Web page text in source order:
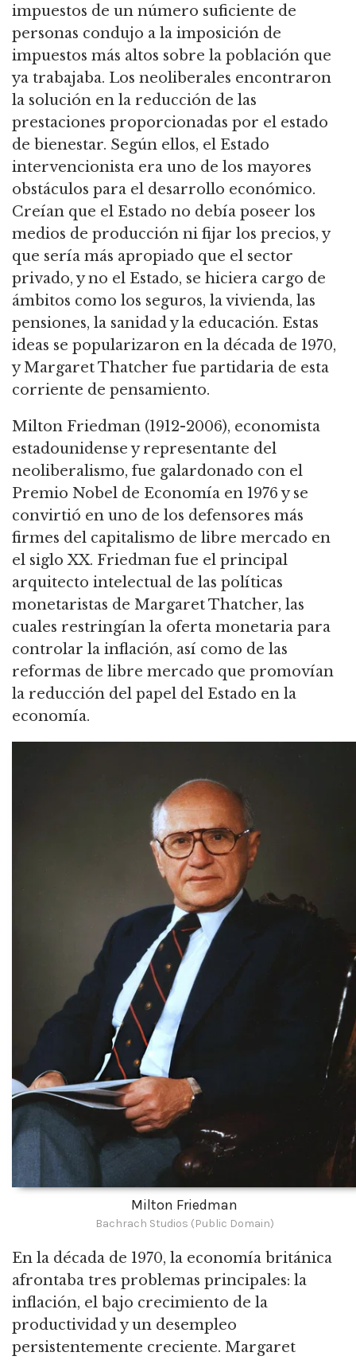
impuestos de un número suficiente de
personas condujo a la imposición de
impuestos más altos sobre la población que
ya trabajaba. Los neoliberales encontraron
la solución en la reducción de las
prestaciones proporcionadas por el estado
de bienestar. Según ellos, el Estado
intervencionista era uno de los mayores
obstáculos para el desarrollo económico.
Creían que el Estado no debía poseer los
medios de producción ni fijar los precios, y
que sería más apropiado que el sector
privado, y no el Estado, se hiciera cargo de
ámbitos como los seguros, la vivienda, las
pensiones, la sanidad y la educación. Estas
ideas se popularizaron en la década de 1970,
y Margaret Thatcher fue partidaria de esta
corriente de pensamiento.
Milton Friedman (1912-2006), economista
estadounidense y representante del
neoliberalismo, fue galardonado con el
Premio Nobel de Economía en 1976 y se
convirtió en uno de los defensores más
firmes del capitalismo de libre mercado en
el siglo XX. Friedman fue el principal
arquitecto intelectual de las políticas
monetaristas de Margaret Thatcher, las
cuales restringían la oferta monetaria para
controlar la inflación, así como de las
reformas de libre mercado que promovían
la reducción del papel del Estado en la
economía.
Milton Friedman
Bachrach Studios (Public Domain)
En la década de 1970, la economía británica
afrontaba tres problemas principales: la
inflación, el bajo crecimiento de la
productividad y un desempleo
persistentemente creciente. Margaret